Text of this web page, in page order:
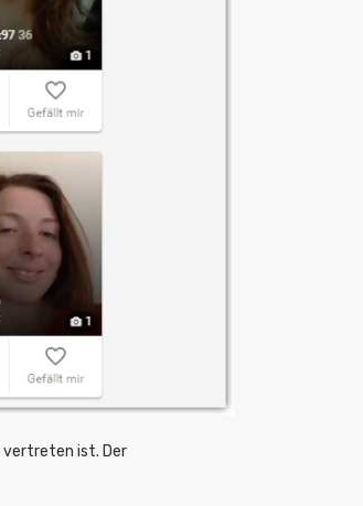
vertreten ist. Der